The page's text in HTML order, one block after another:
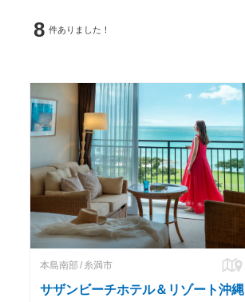
8 件ありました！
本島南部 糸満市
サザンビーチホテル＆リゾート沖縄